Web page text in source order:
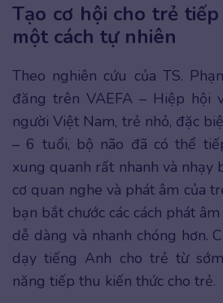
Tạo cơ hội cho trẻ
một cách tự nhiên
Theo nghiên cứu của TS.
đăng trên VAEFA – Hiệp hội
người Việt Nam, trẻ nhỏ, đặc
– 6 tuổi, bộ não đã có thể
xung quanh rất nhanh và nhạy
cơ quan nghe và phát âm của
bạn bắt chước các cách phát
dễ dàng và nhanh chóng hơn.
dạy tiếng Anh cho trẻ từ
năng tiếp thu kiến thức cho trẻ.